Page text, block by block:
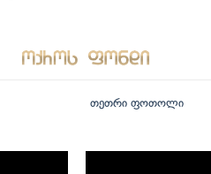
თეთრი ფოთოლი